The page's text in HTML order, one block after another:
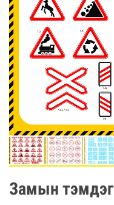
Замын тэмдэг